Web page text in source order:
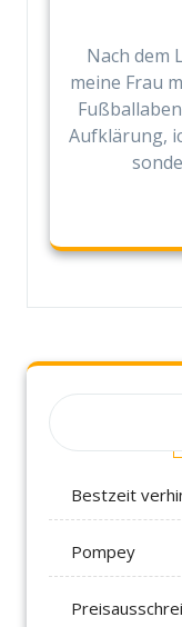
Nach dem
meine Frau
Aufklärung,
Bestzeit
Pompey